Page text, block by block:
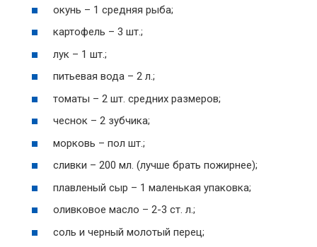
окунь – 1 средняя рыба;
картофель – 3 шт.;
лук – 1 шт.;
питьевая вода – 2 л.;
томаты – 2 шт. средних размеров;
чеснок – 2 зубчика;
морковь – пол шт.;
сливки – 200 мл. (лучше брать пожирнее);
плавленый сыр – 1 маленькая упаковка;
оливковое масло – 2-3 ст. л.;
соль и черный молотый перец;